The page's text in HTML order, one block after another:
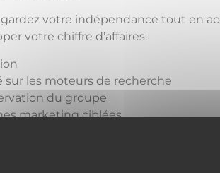
votre indépendance tout en
votre chiffre d’affaires.
les moteurs de recherche
du groupe
marketing ciblées
pour valoriser votre
Etik
cumulent des euros à chaque séjour.